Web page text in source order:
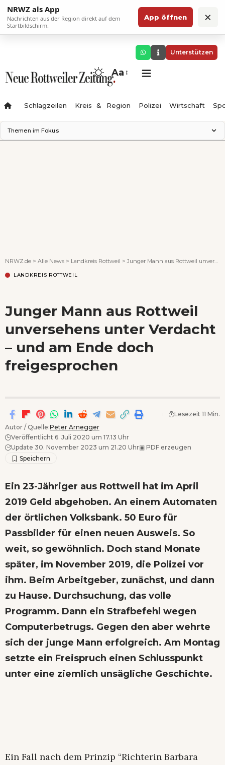
NRWZ als App
Nachrichten aus der Region direkt auf dem
Startbildschirm.
App öffnen ×
Unterstützen
Aa
Schlagzeilen Kreis & Region Polizei Wirtschaft
Themen im Fokus
NRWZ.de > Alle News > Landkreis Rottweil >Junger Mann aus Rottweil unversehens unter Verdacht – und am Ende doch freigesprochen
LANDKREIS ROTTWEIL
Junger Mann aus Rottweil
unversehens unter Verdacht
– und am Ende doch
freigesprochen
Autor / Quelle:Peter Arnegger
Veröffentlicht 6. Juli 2020 um 17.13 Uhr
Update 30. November 2023 um 21.20 Uhr▣ PDF erzeugen
Lesezeit 11 Min.
Ein 23-Jähriger aus Rottweil hat im April
2019 Geld abgehoben. An einem Automaten
der örtlichen Volksbank. 50 Euro für
Passbilder für einen neuen Ausweis. So
weit, so gewöhnlich. Doch stand Monate
später, im November 2019, die Polizei vor
ihm. Beim Arbeitgeber, zunächst, und dann
zu Hause. Durchsuchung, das volle
Programm. Dann ein Strafbefehl wegen
Computerbetrugs. Gegen den aber wehrte
sich der junge Mann erfolgreich. Am Montag
setzte ein Freispruch einen Schlusspunkt
unter eine ziemlich unsägliche Geschichte.
Ein Fall nach dem Prinzip “Richterin Barbara